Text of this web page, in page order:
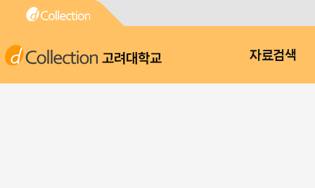
고려대학교 자료검색